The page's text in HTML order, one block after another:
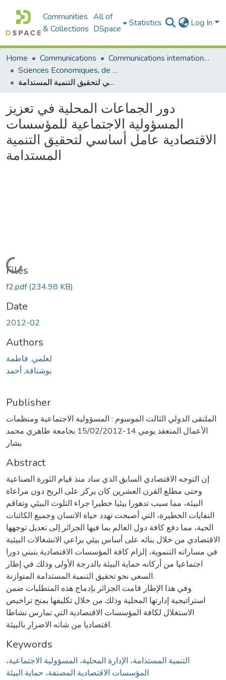
Communities
& Collections
All of
DSpace
Statistics Log In
Home Communications
Communications internationales (مداخلات دولية)
Sciences Economiques, de Gestion et Commerciales - العلوم الإقتصادية و التجارية و علوم التسيير
دور الجماعات المحلية في تعزيز المسؤولية الاجتماعية للمؤسسات الاقتصادية عامل أساسي لتحقيق التنمية المستدامة
دور الجماعات المحلية في تعزيز
المسؤولية الاجتماعية للمؤسسات
الاقتصادية عامل أساسي لتحقيق التنمية
المستدامة
Loading...
Files
f2.pdf(234.98 KB)
Date
2012-02
Authors
لعلمي, فاطمة
بوشنافة, أحمد
Publisher
الملتقى الدولي الثالث الموسوم : المسؤولية الاجتماعية ومنظمات
الأعمال المنعقد يومي 14-15/02/2012 بجامعة طاهري محمد
بشار
Abstract
إن التوجه الاقتصادي السابق الذي ساد منذ قيام الثورة الصناعية
وحتى مطلع القرن العشرين كان يركز على الربح دون مراعاة
البيئة، مما سبب تدهورا بيئيا خطيرا جراء التلوث البيئي وتفاقم
النفايات الخطيرة، التي أصبحت تهدد حياة الانسان وجميع الكائنات
الحية، مما دفع كافة دول العالم بما فيها الجزائر إلى تعديل توجهها
الاقتصادي من خلال بنائه على أساس بيئي يراعي الانشغالات البيئية
في مساراته التنموية، إلزام كافة المؤسسات الاقتصادية بتبني دورا
اجتماعيا من أركانه حماية البيئة بالدرجة الأولى وذلك في إطار
السعي نحو تحقيق التنمية المستدامة المتوازنة.
وفي هذا الإطار قامت الجزائر بإدماج هذه المتطلبات ضمن
استراتيجية إدارتها المحلية وذلك من خلال تكليفها بمنح تراخيص
الاستغلال لكافة المؤسسات الاقتصادية التي تمارس نشاطا
اقتصاديا من شانه الاضرار بالبيئة.
Keywords
التنمية المستدامة، الإدارة المحلية، المسؤولية الاجتماعية،
المؤسسات الاقتصادية المصنفة، حماية البيئة